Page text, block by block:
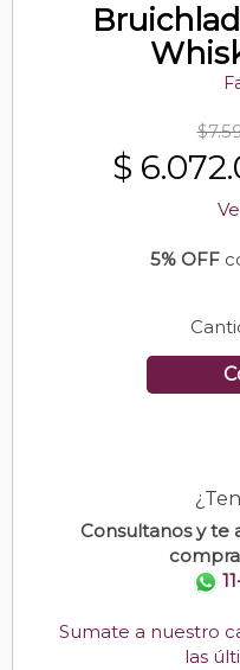
$
5% OFF
Consultanos y te
Sumate a nuestro
las